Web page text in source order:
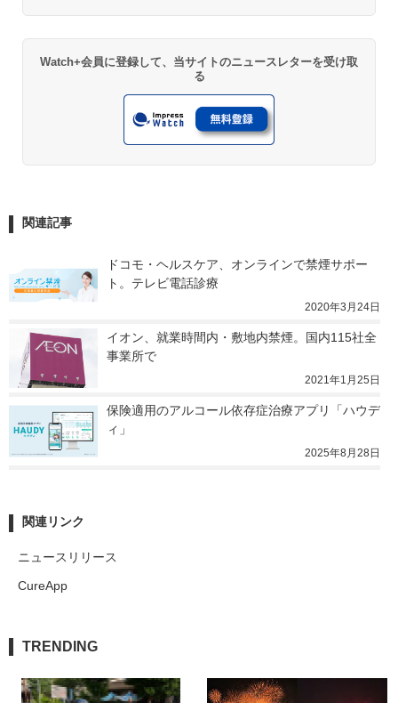
Watch+会員に登録して、当サイトのニュースレターを受け取
る
関連記事
ドコモ・ヘルスケア、オンラインで禁煙サポー
ト。テレビ電話診療
2020年3月24日
イオン、就業時間内・敷地内禁煙。国内115社全
事業所で
2021年1月25日
保険適用のアルコール依存症治療アプリ「ハウデ
ィ」
2025年8月28日
関連リンク
ニュースリリース
CureApp
TRENDING